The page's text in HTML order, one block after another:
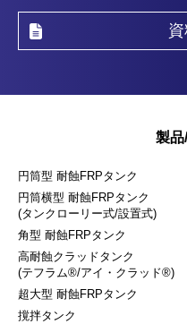
製品
円筒型 耐蝕FRPタンク
円筒横型 耐蝕FRPタンク
(タンクローリー式/設置式)
角型 耐蝕FRPタンク
高耐蝕クラッドタンク
(テフラム®/アイ・クラッド®)
超大型 耐蝕FRPタンク
撹拌タンク